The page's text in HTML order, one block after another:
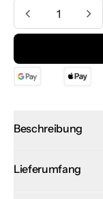
Menge
Beschreibung
Lieferumfang